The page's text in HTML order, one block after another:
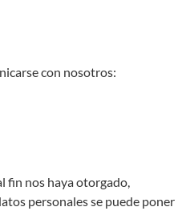
con nosotros:
fin nos haya otorgado,
personales se puede poner